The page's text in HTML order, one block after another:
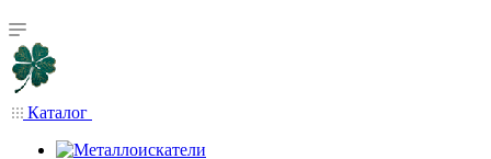
Каталог